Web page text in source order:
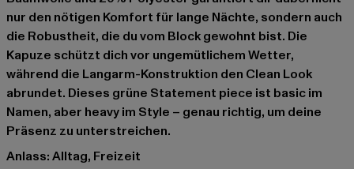
nur den nötigen Komfort für lange Nächte, sondern auch
die Robustheit, die du vom Block gewohnt bist. Die
Kapuze schützt dich vor ungemütlichem Wetter,
während die Langarm-Konstruktion den Clean Look
abrundet. Dieses grüne Statement piece ist basic im
Namen, aber heavy im Style – genau richtig, um deine
Präsenz zu unterstreichen.
Anlass: Alltag, Freizeit